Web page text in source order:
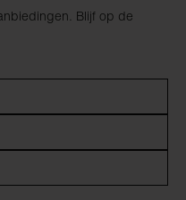
Blijf op de